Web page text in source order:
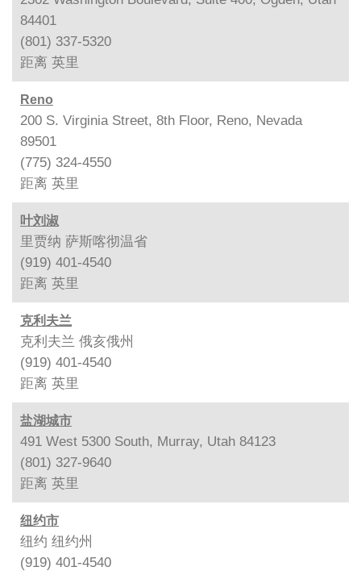
84401
(801) 337-5320
距离 英里
Reno
200 S. Virginia Street, 8th Floor, Reno, Nevada
89501
(775) 324-4550
距离 英里
叶刘淑
里贾纳 萨斯喀彻温省
(919) 401-4540
距离 英里
克利夫兰
克利夫兰 俄亥俄州
(919) 401-4540
距离 英里
盐湖城市
491 West 5300 South, Murray, Utah 84123
(801) 327-9640
距离 英里
纽约市
纽约 纽约州
(919) 401-4540